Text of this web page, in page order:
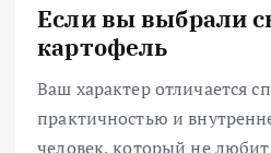
Если вы выбрали
картофель
Ваш характер отличается
практичностью и
человек, который не